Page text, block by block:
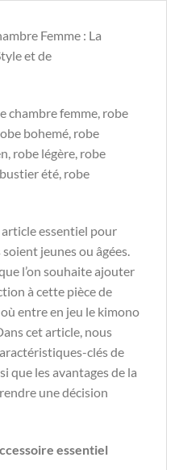
Femme : La
et de
chambre femme, robe
bohemé, robe
robe légère, robe
été, robe
essentiel pour
jeunes ou âgées.
l’on souhaite ajouter
à cette pièce de
entre en jeu le kimono
cet article, nous
clés de
que les avantages de la
une décision
essentiel